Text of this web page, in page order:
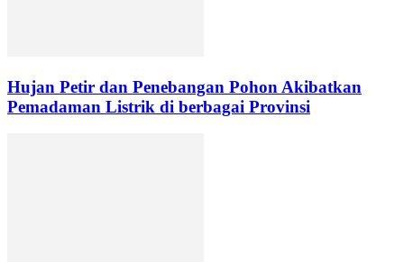
Hujan Petir dan Penebangan Pohon Akibatkan
Pemadaman Listrik di berbagai Provinsi